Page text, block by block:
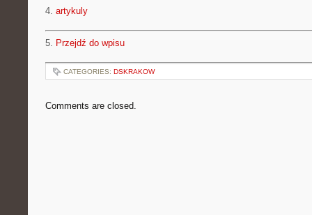
4. artykuly
5. Przejdź do wpisu
CATEGORIES: DSKRAKOW
Comments are closed.